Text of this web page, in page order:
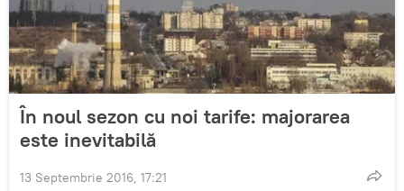
În noul sezon cu noi tarife: majorarea
este inevitabilă
13 Septembrie 2016, 17:21